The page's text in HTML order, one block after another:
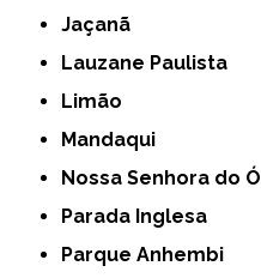
Jaçanã
Lauzane Paulista
Limão
Mandaqui
Nossa Senhora do Ó
Parada Inglesa
Parque Anhembi